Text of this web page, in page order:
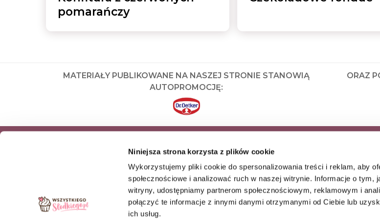
Niniejsza strona korzysta z plików cookie
Wykorzystujemy pliki cookie do spersonalizowania treści i reklam, aby
społecznościowe i analizować ruch w naszej witrynie. Informacje o tym,
witryny, udostępniamy partnerom społecznościowym, reklamowym i
połączyć te informacje z innymi danymi otrzymanymi od Ciebie lub
ich usług.
pomarańczy
MATERIAŁY PUBLIKOWANE NA NASZEJ STRONIE STANOWIĄ
AUTOPROMOCJĘ:
ORAZ
ZAPISZ SIĘ DO NEWSLETTERA I ODKRYJ JAKO PIERWSZY
NASZE NAJNOWSZE PRODUKTY ORAZ WYJĄTKOWE
ZAPISZ SIĘ